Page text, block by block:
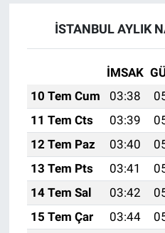
İSTANBUL AYLIK
İMSAK
10 Tem Cum
03:38
11 Tem Cts
03:39
12 Tem Paz
03:40
13 Tem Pts
03:41
14 Tem Sal
03:42
15 Tem Çar
03:44